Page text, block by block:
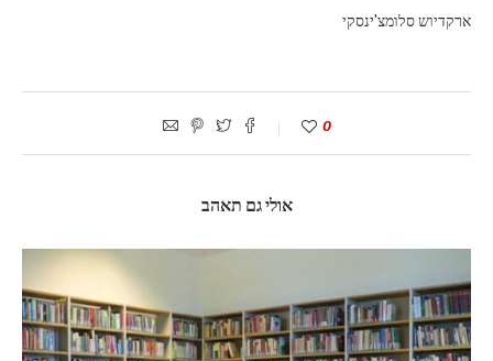
ארקדיוש סלומצ'ינסקי
0
אולי גם תאהב